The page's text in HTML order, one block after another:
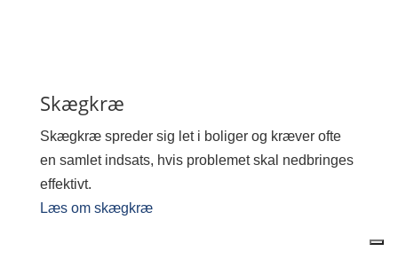
Skægkræ
Skægkræ spreder sig let i boliger og kræver ofte
en samlet indsats, hvis problemet skal nedbringes
effektivt.
Læs om skægkræ